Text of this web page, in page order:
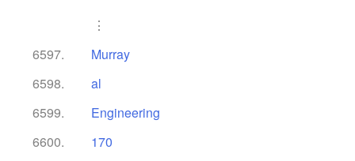
⋮
6597.
Murray
6598.
al
6599.
Engineering
6600.
170